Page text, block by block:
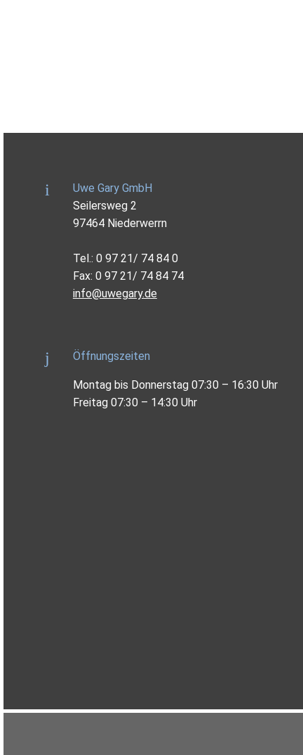
Uwe Gary GmbH
Seilersweg 2
97464 Niederwerrn
Tel.: 0 97 21/ 74 84 0
Fax: 0 97 21/ 74 84 74
info@uwegary.de
Öffnungszeiten
Montag bis Donnerstag 07:30 – 16:30 Uhr
Freitag 07:30 – 14:30 Uhr